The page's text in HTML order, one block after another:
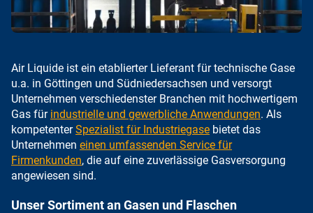
Air Liquide ist ein etablierter Lieferant für technische Gase
u.a. in Göttingen und Südniedersachsen und versorgt
Unternehmen verschiedenster Branchen mit hochwertigem
Gas für industrielle und gewerbliche Anwendungen. Als
kompetenterSpezialist für Industriegase bietet das
Unternehmen einen umfassenden Service für
Firmenkunden, die auf eine zuverlässige Gasversorgung
angewiesen sind.
Unser Sortiment an Gasen und Flaschen